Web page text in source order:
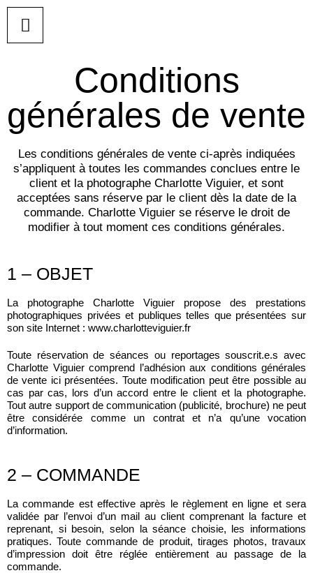
Conditions
générales de vente
Les conditions générales de vente ci-après indiquées
s’appliquent à toutes les commandes conclues entre le
client et la photographe Charlotte Viguier, et sont
acceptées sans réserve par le client dès la date de la
commande. Charlotte Viguier se réserve le droit de
modifier à tout moment ces conditions générales.
1 – OBJET
La photographe Charlotte Viguier propose des prestations
photographiques privées et publiques telles que présentées sur
son site Internet : www.charlotteviguier.fr
Toute réservation de séances ou reportages souscrit.e.s avec
Charlotte Viguier comprend l’adhésion aux conditions générales
de vente ici présentées. Toute modification peut être possible au
cas par cas, lors d’un accord entre le client et la photographe.
Tout autre support de communication (publicité, brochure) ne peut
être considérée comme un contrat et n’a qu’une vocation
d’information.
2 – COMMANDE
La commande est effective après le règlement en ligne et sera
validée par l’envoi d’un mail au client comprenant la facture et
reprenant, si besoin, selon la séance choisie, les informations
pratiques. Toute commande de produit, tirages photos, travaux
d’impression doit être réglée entièrement au passage de la
commande.